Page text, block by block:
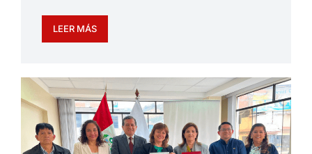
LEER MÁS